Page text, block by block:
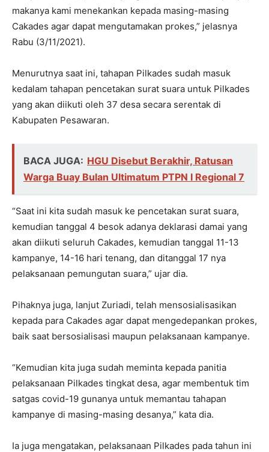
makanya kami menekankan kepada masing-masing
Cakades agar dapat mengutamakan prokes,” jelasnya
Rabu (3/11/2021).
Menurutnya saat ini, tahapan Pilkades sudah masuk
kedalam tahapan pencetakan surat suara untuk Pilkades
yang akan diikuti oleh 37 desa secara serentak di
Kabupaten Pesawaran.
BACA JUGA: HGU Disebut Berakhir, Ratusan
Warga Buay Bulan Ultimatum PTPN I Regional 7
“Saat ini kita sudah masuk ke pencetakan surat suara,
kemudian tanggal 4 besok adanya deklarasi damai yang
akan diikuti seluruh Cakades, kemudian tanggal 11-13
kampanye, 14-16 hari tenang, dan ditanggal 17 nya
pelaksanaan pemungutan suara,” ujar dia.
Pihaknya juga, lanjut Zuriadi, telah mensosialisasikan
kepada para Cakades agar dapat mengedepankan prokes,
baik saat bersosialisasi maupun pelaksanaan kampanye.
“Kemudian kita juga sudah meminta kepada panitia
pelaksanaan Pilkades tingkat desa, agar membentuk tim
satgas covid-19 gunanya untuk memantau tahapan
kampanye di masing-masing desanya,” kata dia.
Ia juga mengatakan, pelaksanaan Pilkades pada tahun ini